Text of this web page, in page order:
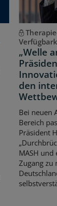
„Welle
den
Bei neuen
Bereich
Präsident
MASH
Zugang zu